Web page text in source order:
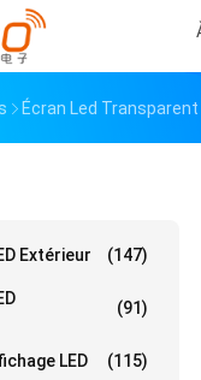
Écran Led Transparent
Extérieur (147)
(91)
LED (115)